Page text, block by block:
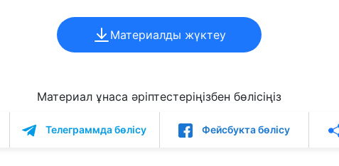
Материалды жүктеу
Материал ұнаса әріптестеріңізбен бөлісіңіз
Телеграммда бөлісу Фейсбукта бөлісу